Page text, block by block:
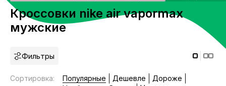
Кроссовки nike air vapormax
мужские
Фильтры
Сортировка: Популярные Дешевле
Дороже